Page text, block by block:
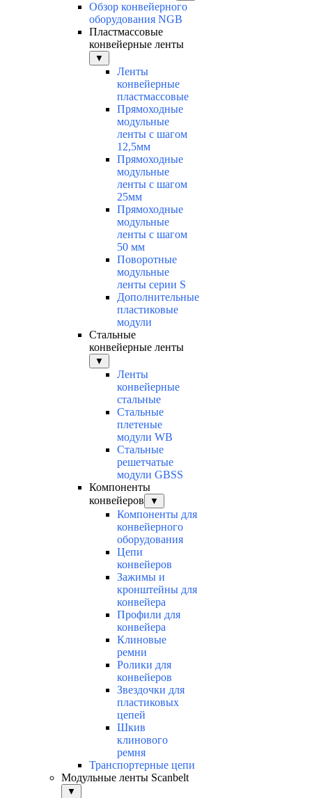
Обзор конвейерного
оборудования NGB
Пластмассовые
конвейерные ленты
▼
Ленты
конвейерные
пластмассовые
Прямоходные
модульные
ленты с шагом
12,5мм
Прямоходные
модульные
ленты с шагом
25мм
Прямоходные
модульные
ленты с шагом
50 мм
Поворотные
модульные
ленты серии S
Дополнительные
пластиковые
модули
Стальные
конвейерные ленты
▼
Ленты
конвейерные
стальные
Стальные
плетеные
модули WB
Стальные
решетчатые
модули GBSS
Компоненты
конвейеров
▼
Компоненты для
конвейерного
оборудования
Цепи
конвейеров
Зажимы и
кронштейны для
конвейера
Профили для
конвейера
Клиновые
ремни
Ролики для
конвейеров
Звездочки для
пластиковых
цепей
Шкив
клинового
ремня
Транспортерные цепи
Модульные ленты Scanbelt
▼